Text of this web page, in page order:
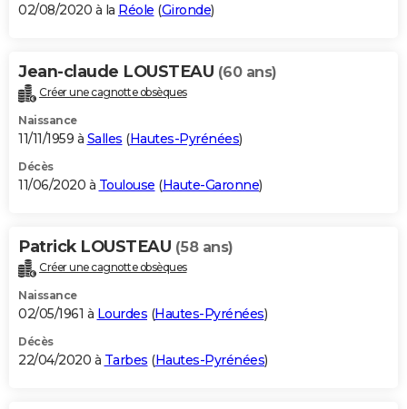
02/08/2020 à la Réole (Gironde)
Jean-claude LOUSTEAU (60 ans)
Créer une cagnotte obsèques
Naissance
11/11/1959 à Salles (Hautes-Pyrénées)
Décès
11/06/2020 à Toulouse (Haute-Garonne)
Patrick LOUSTEAU (58 ans)
Créer une cagnotte obsèques
Naissance
02/05/1961 à Lourdes (Hautes-Pyrénées)
Décès
22/04/2020 à Tarbes (Hautes-Pyrénées)